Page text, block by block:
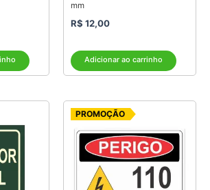
mm
R$ 12,00
Adicionar ao carrinho
PROMOÇÃO
O
preço
original
era:
R$ 6,25.
atual
é:
R$ 5,00.